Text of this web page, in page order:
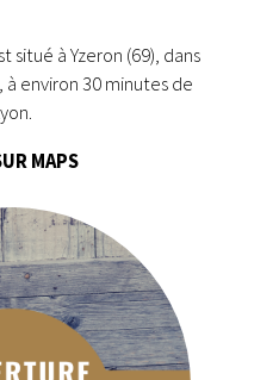
situé à Yzeron (69), dans
à environ 30 minutes de
MAPS